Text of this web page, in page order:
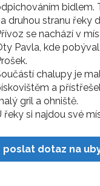
bidlem.
druhou stranu řeky
se nachází v
Pavla, kde
chalupy je
a
gril a ohniště.
řeky si najdou své
poslat dotaz na